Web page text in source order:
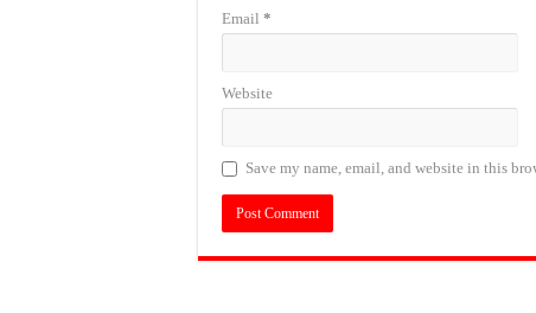
Email *
Website
Save my name, email, and website in this